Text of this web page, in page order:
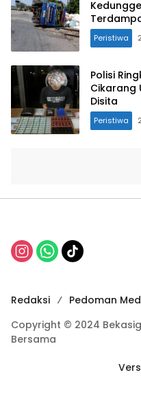
Peristiwa
Polisi
Cikarang
Disita
Peristiwa
Redaksi
Pedoman
Copyright © 2024
Bersama